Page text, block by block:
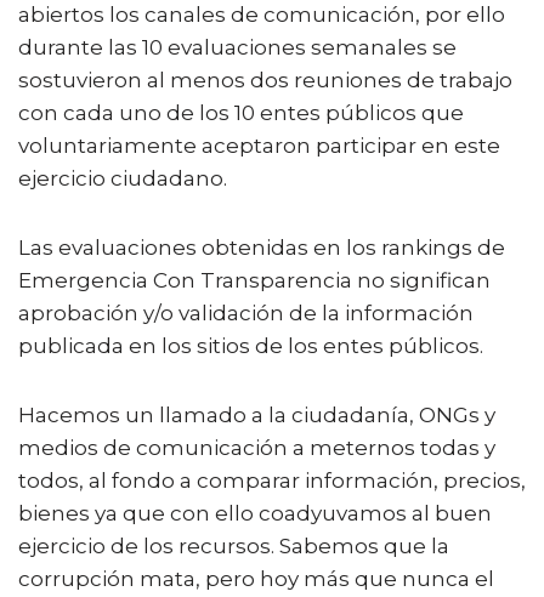
abiertos los canales de comunicación, por ello
durante las 10 evaluaciones semanales se
sostuvieron al menos dos reuniones de trabajo
con cada uno de los 10 entes públicos que
voluntariamente aceptaron participar en este
ejercicio ciudadano.
Las evaluaciones obtenidas en los rankings de
Emergencia Con Transparencia no significan
aprobación y/o validación de la información
publicada en los sitios de los entes públicos.
Hacemos un llamado a la ciudadanía, ONGs y
medios de comunicación a meternos todas y
todos, al fondo a comparar información, precios,
bienes ya que con ello coadyuvamos al buen
ejercicio de los recursos. Sabemos que la
corrupción mata, pero hoy más que nunca el